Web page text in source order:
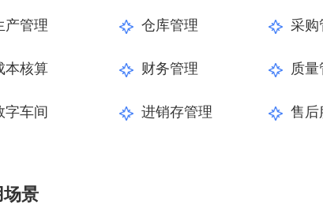
产管理 仓库管理 采购
本核算 财务管理 质量
字车间 进销存管理 售后
景